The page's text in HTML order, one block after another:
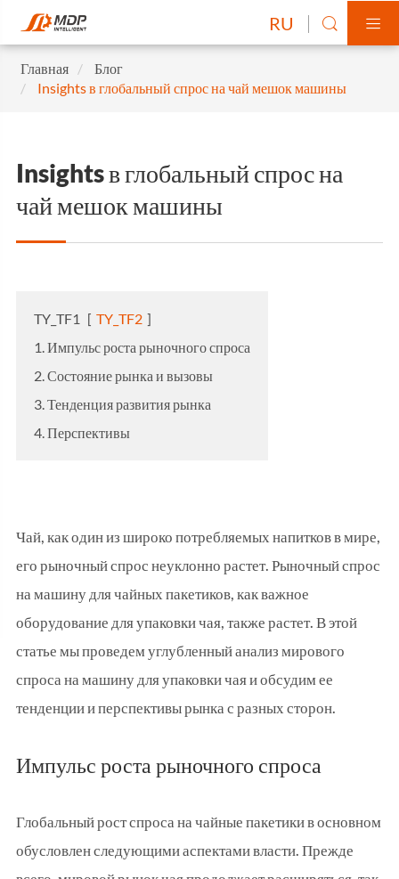
RU  
Главная
Блог
Insights в глобальный спрос на чай мешок машины
Insights в глобальный спрос на
чай мешок машины
TY_TF1 [ TY_TF2 ]
1. Импульс роста рыночного спроса
2. Состояние рынка и вызовы
3. Тенденция развития рынка
4. Перспективы
Чай, как один из широко потребляемых напитков в мире,
его рыночный спрос неуклонно растет. Рыночный спрос
на машину для чайных пакетиков, как важное
оборудование для упаковки чая, также растет. В этой
статье мы проведем углубленный анализ мирового
спроса на машину для упаковки чая и обсудим ее
тенденции и перспективы рынка с разных сторон.
Импульс роста рыночного спроса
Глобальный рост спроса на чайные пакетики в основном
обусловлен следующими аспектами власти. Прежде